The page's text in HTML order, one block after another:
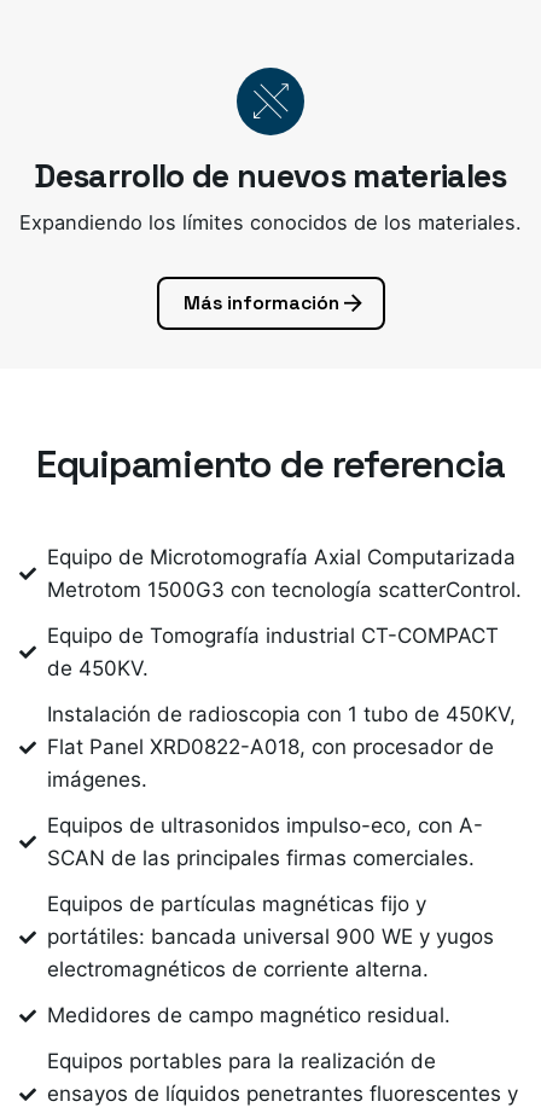
Desarrollo de nuevos materiales
Expandiendo los límites conocidos de los materiales.
Más información
Equipamiento de referencia
Equipo de Microtomografía Axial Computarizada
Metrotom 1500G3 con tecnología scatterControl.
Equipo de Tomografía industrial CT-COMPACT
de 450KV.
Instalación de radioscopia con 1 tubo de 450KV,
Flat Panel XRD0822-A018, con procesador de
imágenes.
Equipos de ultrasonidos impulso-eco, con A-
SCAN de las principales firmas comerciales.
Equipos de partículas magnéticas fijo y
portátiles: bancada universal 900 WE y yugos
electromagnéticos de corriente alterna.
Medidores de campo magnético residual.
Equipos portables para la realización de
ensayos de líquidos penetrantes fluorescentes y